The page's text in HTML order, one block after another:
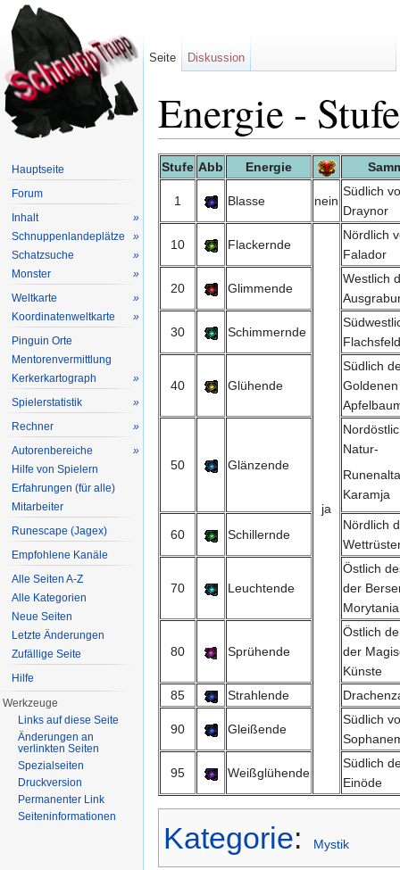
Energie -
Stufe Abb Energie
1 Blasse nein
Südlich
Draynor
10 Flackernde
ja
Nördlich
Falador
20 Glimmende
Westlich
30 Schimmernde
40 Glühende
Südlich
Goldenen
50 Glänzende
Natur-
Karamja
60 Schillernde
Nördlich
70 Leuchtende
Östlich
der
Morytania
80 Sprühende
Östlich
der
Künste
85
Strahlende
90 Gleißende
Südlich
95 Weißglühende
Südlich
Einöde
Kategorie: Mystik
Seite Diskussion
Hauptseite
Forum
Inhalt
»
Schnuppenlandeplätze
»
Schatzsuche
»
Monster
»
Weltkarte
»
Koordinatenweltkarte
»
Pinguin Orte
Mentorenvermittlung
Kerkerkartograph
»
Spielerstatistik
»
Rechner
»
Autorenbereiche
»
Hilfe von Spielern
Erfahrungen (für alle)
Mitarbeiter
Runescape (Jagex)
Empfohlene Kanäle
Alle Seiten A-Z
Alle Kategorien
Neue Seiten
Letzte Änderungen
Zufällige Seite
Hilfe
Werkzeuge
Links auf diese Seite
Änderungen an
verlinkten Seiten
Spezialseiten
Druckversion
Permanenter Link
Seiteninformationen